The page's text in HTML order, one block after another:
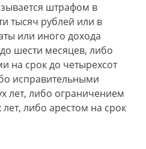
штрафом в
тысяч рублей или в
или иного дохода
шести месяцев, либо
на срок до четырехсот
исправительными
лет, либо ограничением
либо арестом на срок